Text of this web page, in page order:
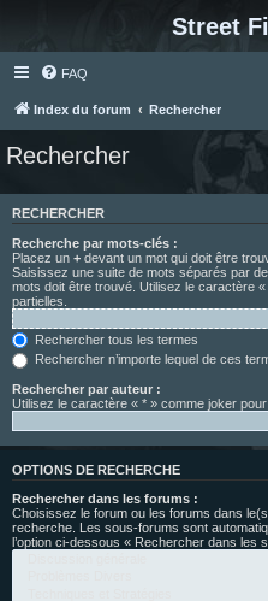
Street
FAQ
Index du forum Rechercher
Rechercher
RECHERCHER
Recherche par mots-clés :
Placez un + devant un mot qui doit être
Saisissez une suite de mots séparés par
mots doit être trouvé. Utilisez le caractère
partielles.
Rechercher tous les termes
Rechercher n’importe lequel de ces
Rechercher par auteur :
Utilisez le caractère « * » comme joker
OPTIONS DE RECHERCHE
Rechercher dans les forums :
Choisissez le forum ou les forums dans
recherche. Les sous-forums sont
l’option ci-dessous « Rechercher dans les